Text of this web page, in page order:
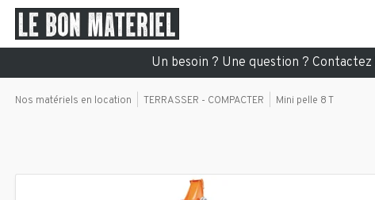
Un besoin ? Une question ? Contactez
Nos matériels en location TERRASSER - COMPACTER Mini pelle 8 T